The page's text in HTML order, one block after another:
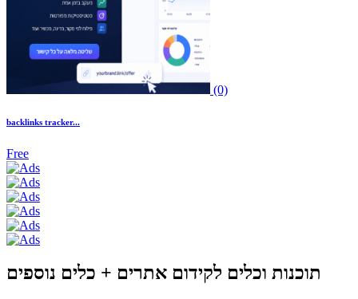
(0)
backlinks tracker...
Free
תוכנות וכלים לקידום אתרים + כלים נוספים